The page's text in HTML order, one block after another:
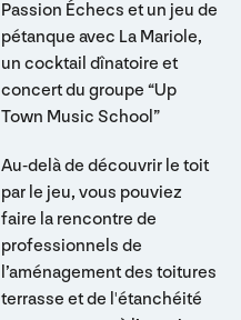
Passion Échecs et un jeu de
pétanque avec La Mariole,
un cocktail dînatoire et
concert du groupe “Up
Town Music School”
Au-delà de découvrir le toit
par le jeu, vous pouviez
faire la rencontre de
professionnels de
l’aménagement des toitures
terrasse et de l'étanchéité